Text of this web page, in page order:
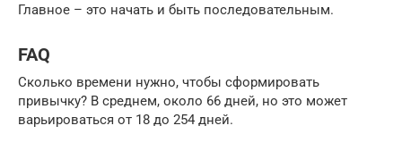
Главное – это начать и быть последовательным.
FAQ
Сколько времени нужно, чтобы сформировать
привычку? В среднем, около 66 дней, но это может
варьироваться от 18 до 254 дней.